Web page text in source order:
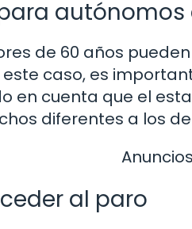
de 60 años
caso, es
en cuenta que el
diferentes a los
Anuncios
al paro